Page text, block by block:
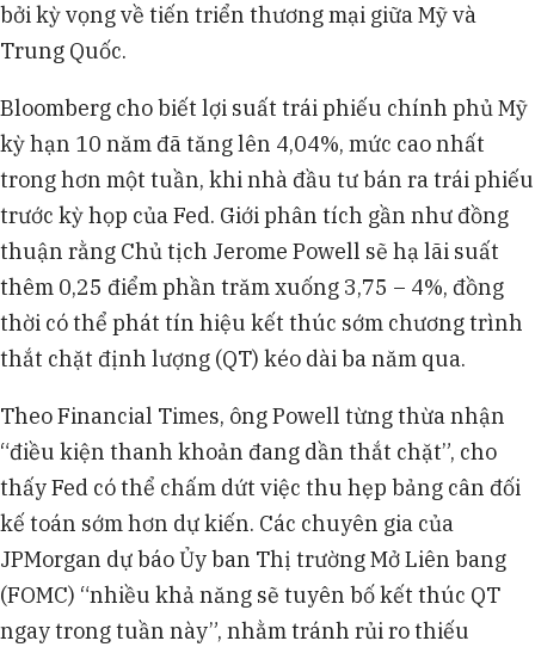
bởi kỳ vọng về tiến triển thương mại giữa Mỹ và
Trung Quốc.
Bloomberg cho biết lợi suất trái phiếu chính phủ Mỹ
kỳ hạn 10 năm đã tăng lên 4,04%, mức cao nhất
trong hơn một tuần, khi nhà đầu tư bán ra trái phiếu
trước kỳ họp của Fed. Giới phân tích gần như đồng
thuận rằng Chủ tịch Jerome Powell sẽ hạ lãi suất
thêm 0,25 điểm phần trăm xuống 3,75 – 4%, đồng
thời có thể phát tín hiệu kết thúc sớm chương trình
thắt chặt định lượng (QT) kéo dài ba năm qua.
Theo Financial Times, ông Powell từng thừa nhận
“điều kiện thanh khoản đang dần thắt chặt”, cho
thấy Fed có thể chấm dứt việc thu hẹp bảng cân đối
kế toán sớm hơn dự kiến. Các chuyên gia của
JPMorgan dự báo Ủy ban Thị trường Mở Liên bang
(FOMC) “nhiều khả năng sẽ tuyên bố kết thúc QT
ngay trong tuần này”, nhằm tránh rủi ro thiếu